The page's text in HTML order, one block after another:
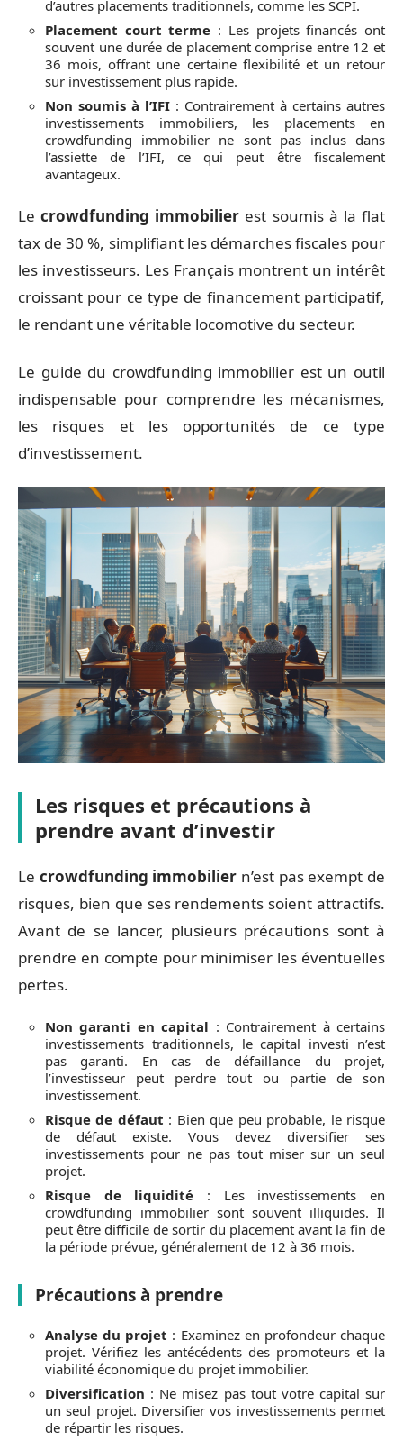
d’autres placements traditionnels, comme les SCPI.
Placement court terme : Les projets financés ont
souvent une durée de placement comprise entre 12 et
36 mois, offrant une certaine flexibilité et un retour
sur investissement plus rapide.
Non soumis à l’IFI : Contrairement à certains autres
investissements immobiliers, les placements en
crowdfunding immobilier ne sont pas inclus dans
l’assiette de l’IFI, ce qui peut être fiscalement
avantageux.
Lecrowdfunding immobilier est soumis à la flat
tax de 30 %, simplifiant les démarches fiscales pour
les investisseurs. Les Français montrent un intérêt
croissant pour ce type de financement participatif,
le rendant une véritable locomotive du secteur.
Le guide du crowdfunding immobilier est un outil
indispensable pour comprendre les mécanismes,
les risques et les opportunités de ce type
d’investissement.
Les risques et précautions à
prendre avant d’investir
Le crowdfunding immobilier n’est pas exempt de
risques, bien que ses rendements soient attractifs.
Avant de se lancer, plusieurs précautions sont à
prendre en compte pour minimiser les éventuelles
pertes.
Non garanti en capital : Contrairement à certains
investissements traditionnels, le capital investi n’est
pas garanti. En cas de défaillance du projet,
l’investisseur peut perdre tout ou partie de son
investissement.
Risque de défaut : Bien que peu probable, le risque
de défaut existe. Vous devez diversifier ses
investissements pour ne pas tout miser sur un seul
projet.
Risque de liquidité : Les investissements en
crowdfunding immobilier sont souvent illiquides. Il
peut être difficile de sortir du placement avant la fin de
la période prévue, généralement de 12 à 36 mois.
Précautions à prendre
Analyse du projet : Examinez en profondeur chaque
projet. Vérifiez les antécédents des promoteurs et la
viabilité économique du projet immobilier.
Diversification : Ne misez pas tout votre capital sur
un seul projet. Diversifier vos investissements permet
de répartir les risques.